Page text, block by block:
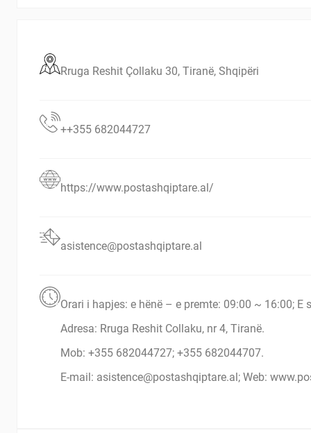
Rruga Reshit Çollaku 30, Tiranë, Shqipëri
++355 682044727
https://www.postashqiptare.al/
asistence@postashqiptare.al
Orari i hapjes: e hënë – e premte: 09:00 ~ 16:00; E
Adresa: Rruga Reshit Collaku, nr 4, Tiranë.
Mob: +355 682044727; +355 682044707.
E-mail: asistence@postashqiptare.al; Web: